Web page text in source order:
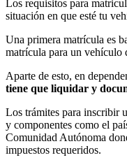
Los requisitos para
situación en que esté tu
Una primera matrícula es
matrícula para un vehículo
Aparte de esto, en
tiene que liquidar y
Los trámites para inscribir
y componentes como el
Comunidad Autónoma
impuestos requeridos.